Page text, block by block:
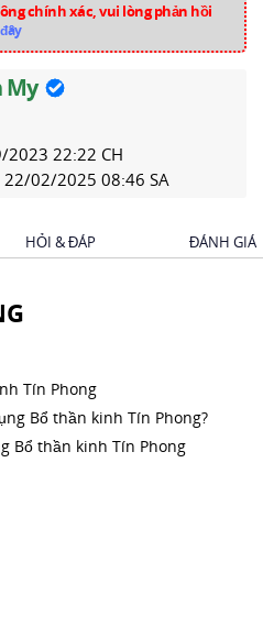
chính xác, vui lòng phản hồi
My
2023 22:22 CH
22/02/2025 08:46 SA
HỎI & ĐÁP ĐÁNH GIÁ
Tín Phong
Bổ thần kinh Tín Phong?
Bổ thần kinh Tín Phong